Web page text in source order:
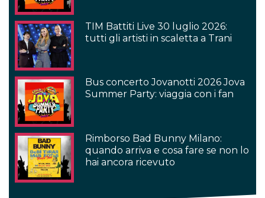
TIM Battiti Live 30 luglio 2026:
tutti gli artisti in scaletta a Trani
Bus concerto Jovanotti 2026 Jova
Summer Party: viaggia con i fan
Rimborso Bad Bunny Milano:
quando arriva e cosa fare se non lo
hai ancora ricevuto